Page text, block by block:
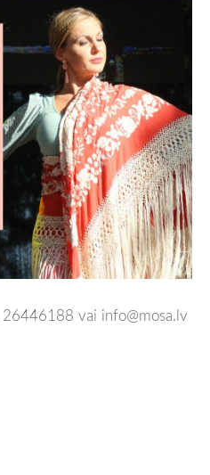
26446188 vai info@mosa.lv